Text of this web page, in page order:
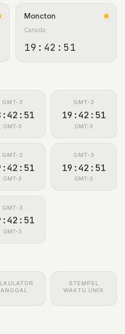
Moncton
Canada
19:42:52
GMT-3
GMT-3
GMT-3
19:42:52
GMT-3
GMT-3
GMT-3
GMT-3
19:42:52
GMT-3
GMT-3
GMT-3
STEMPEL
WAKTU UNIX